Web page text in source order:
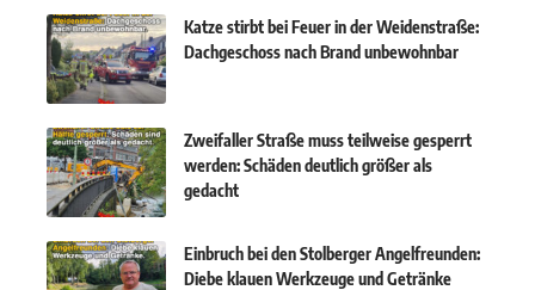
Katze stirbt bei Feuer in der Weidenstraße:
Dachgeschoss nach Brand unbewohnbar
Zweifaller Straße muss teilweise gesperrt
werden: Schäden deutlich größer als
gedacht
Einbruch bei den Stolberger Angelfreunden:
Diebe klauen Werkzeuge und Getränke